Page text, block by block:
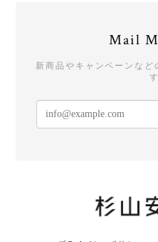
Mail
新商品やキャンペーンなど